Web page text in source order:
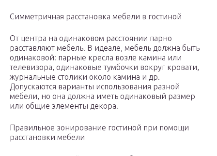
Симметричная расстановка мебели в гостиной
От центра на одинаковом расстоянии парно
расставляют мебель. В идеале, мебель должна быть
одинаковой: парные кресла возле камина или
телевизора, одинаковые тумбочки вокруг кровати,
журнальные столики около камина и др.
Допускаются варианты использования разной
мебели, но она должна иметь одинаковый размер
или общие элементы декора.
Правильное зонирование гостиной при помощи
расстановки мебели